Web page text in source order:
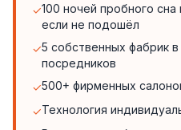
✓100 ночей пробного
если не подошёл
✓5 собственных фабрик
посредников
✓500+ фирменных
✓Технология